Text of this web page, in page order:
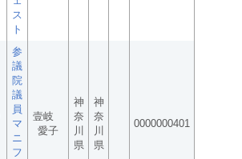
ス
ト
参
議
院
議
員
マ
ニ
フ
壹岐
愛子
神
奈
川
県
神
奈
川
県
0000000401